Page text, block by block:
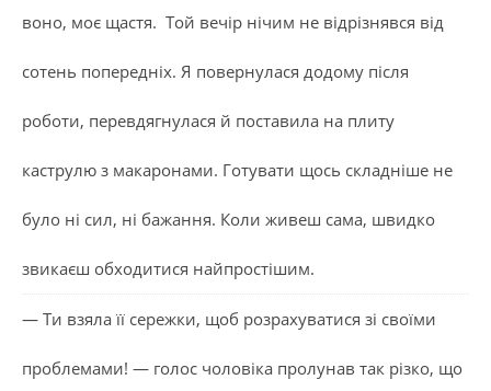
воно, моє щастя. Той вечір нічим не відрізнявся від
сотень попередніх. Я повернулася додому після
роботи, перевдягнулася й поставила на плиту
каструлю з макаронами. Готувати щось складніше не
було ні сил, ні бажання. Коли живеш сама, швидко
звикаєш обходитися найпростішим.
— Ти взяла її сережки, щоб розрахуватися зі своїми
проблемами! — голос чоловіка пролунав так різко, що